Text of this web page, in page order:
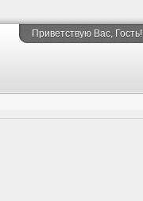
Приветствую Вас, Гость!